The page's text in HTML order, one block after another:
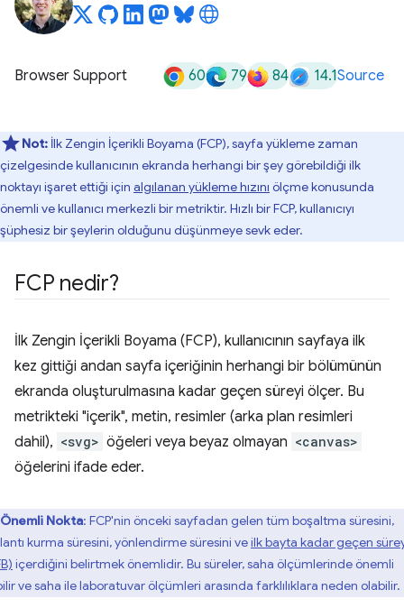
Browser Support 60 79 84 14.1Source
Not: İlk Zengin İçerikli Boyama (FCP), sayfa yükleme zaman
çizelgesinde kullanıcının ekranda herhangi bir şey görebildiği ilk
noktayı işaret ettiği için algılanan yükleme hızını ölçme konusunda
önemli ve kullanıcı merkezli bir metriktir. Hızlı bir FCP, kullanıcıyı
şüphesiz bir şeylerin olduğunu düşünmeye sevk eder.
FCP nedir?
İlk Zengin İçerikli Boyama (FCP), kullanıcının sayfaya ilk
kez gittiği andan sayfa içeriğinin herhangi bir bölümünün
ekranda oluşturulmasına kadar geçen süreyi ölçer. Bu
metrikteki "içerik", metin, resimler (arka plan resimleri
dahil), <svg> öğeleri veya beyaz olmayan <canvas>
öğelerini ifade eder.
Önemli Nokta: FCP'nin önceki sayfadan gelen tüm boşaltma süresini,
kurma süresini, yönlendirme süresini veilk bayta kadar geçen
içerdiğini belirtmek önemlidir. Bu süreler, saha ölçümlerinde önemli
ve saha ile laboratuvar ölçümleri arasında farklılıklara neden olabilir.